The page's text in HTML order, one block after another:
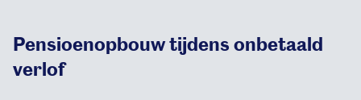
Pensioenopbouw tijdens onbetaald
verlof